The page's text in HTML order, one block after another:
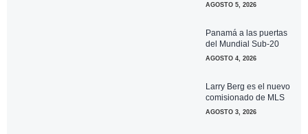
AGOSTO 5, 2026
Panamá a las puertas
del Mundial Sub-20
AGOSTO 4, 2026
Larry Berg es el nuevo
comisionado de MLS
AGOSTO 3, 2026